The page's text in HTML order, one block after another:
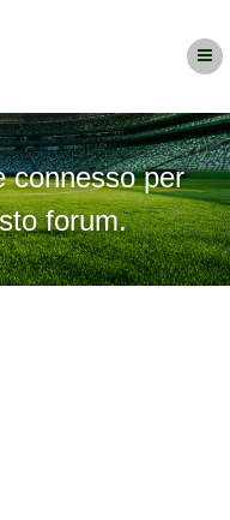
connesso per
forum.